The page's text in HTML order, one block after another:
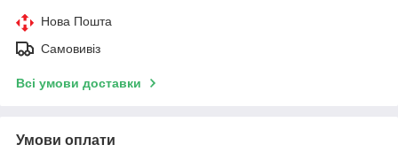
Нова Пошта
Самовивіз
Всі умови доставки
Умови оплати